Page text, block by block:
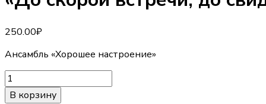
250.00₽
Ансамбль «Хорошее настроение»
Количество
товара
В корзину